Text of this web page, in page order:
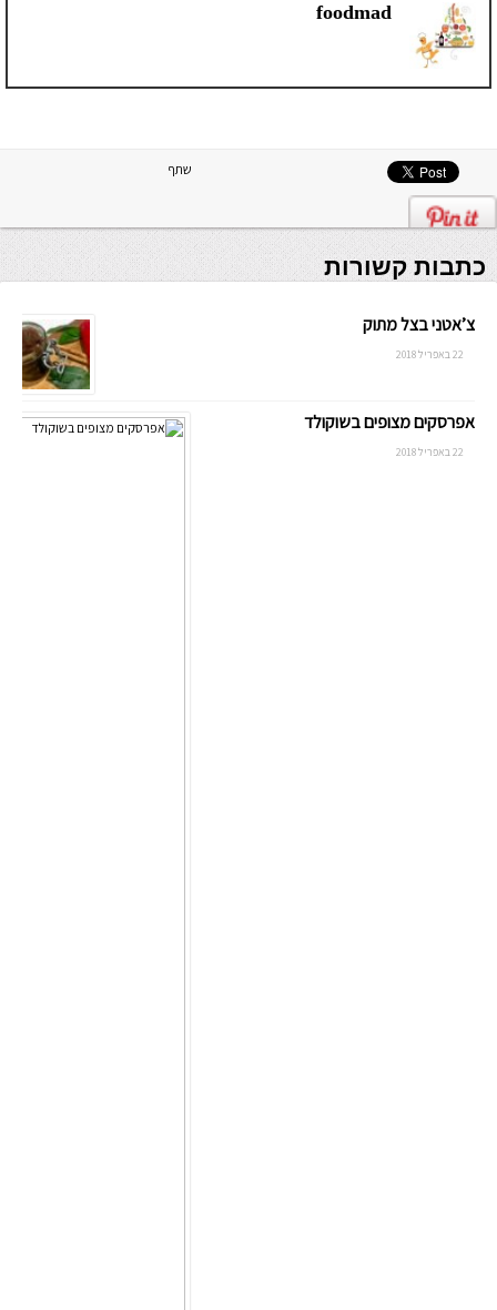
foodmad
שתף
כתבות קשורות
צ’אטני בצל מתוק
22 באפריל 2018
אפרסקים מצופים בשוקולד
22 באפריל 2018